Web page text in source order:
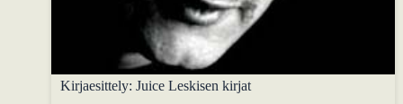
Kirjaesittely: Juice Leskisen kirjat